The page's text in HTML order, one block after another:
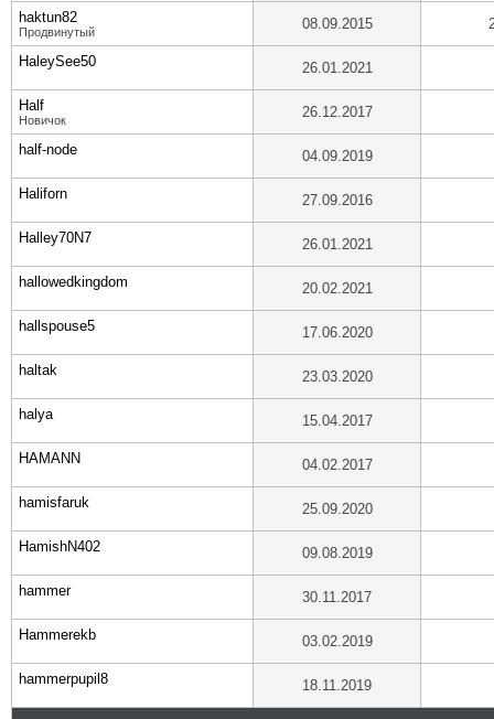
haktun82
Продвинутый 08.09.2015
HaleySee50 26.01.2021
Half
Новичок 26.12.2017
half-node 04.09.2019
Haliforn 27.09.2016
Halley70N7 26.01.2021
hallowedkingdom 20.02.2021
hallspouse5 17.06.2020
haltak 23.03.2020
halya 15.04.2017
HAMANN 04.02.2017
hamisfaruk 25.09.2020
HamishN402 09.08.2019
hammer 30.11.2017
Hammerekb 03.02.2019
hammerpupil8 18.11.2019